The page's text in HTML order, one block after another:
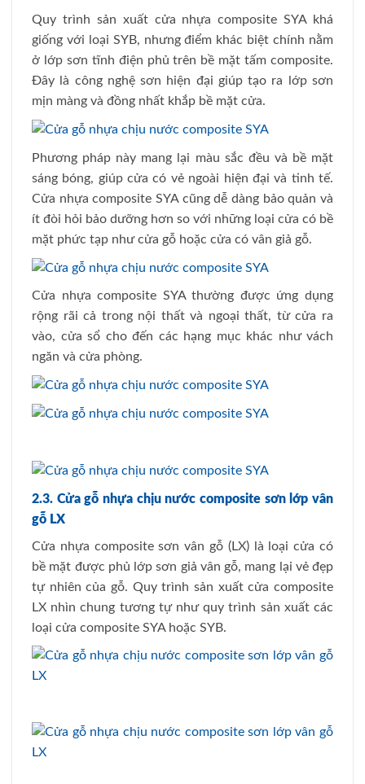
Quy trình sản xuất cửa nhựa composite SYA khá
giống với loại SYB, nhưng điểm khác biệt chính nằm
ở lớp sơn tĩnh điện phủ trên bề mặt tấm composite.
Đây là công nghệ sơn hiện đại giúp tạo ra lớp sơn
mịn màng và đồng nhất khắp bề mặt cửa.
Phương pháp này mang lại màu sắc đều và bề mặt
sáng bóng, giúp cửa có vẻ ngoài hiện đại và tinh tế.
Cửa nhựa composite SYA cũng dễ dàng bảo quản và
ít đòi hỏi bảo dưỡng hơn so với những loại cửa có bề
mặt phức tạp như cửa gỗ hoặc cửa có vân giả gỗ.
Cửa nhựa composite SYA thường được ứng dụng
rộng rãi cả trong nội thất và ngoại thất, từ cửa ra
vào, cửa sổ cho đến các hạng mục khác như vách
ngăn và cửa phòng.
2.3. Cửa gỗ nhựa chịu nước composite sơn lớp vân
gỗ LX
Cửa nhựa composite sơn vân gỗ (LX) là loại cửa có
bề mặt được phủ lớp sơn giả vân gỗ, mang lại vẻ đẹp
tự nhiên của gỗ. Quy trình sản xuất cửa composite
LX nhìn chung tương tự như quy trình sản xuất các
loại cửa composite SYA hoặc SYB.